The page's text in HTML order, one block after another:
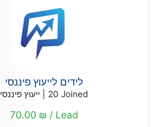
לידים לייעוץ פיננסי
ייעוץ פיננסי 20 Joined
70.00 ₪ / Lead